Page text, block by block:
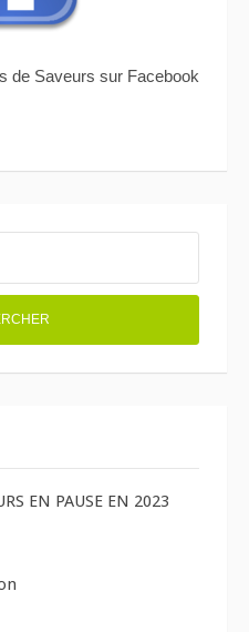
de Saveurs sur Facebook
EN PAUSE EN 2023